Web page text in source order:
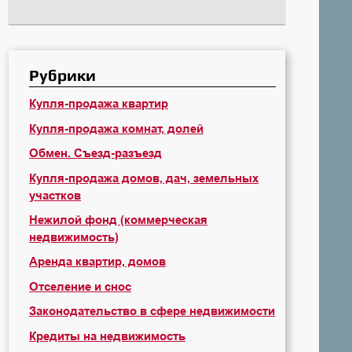
Рубрики
Купля-продажа квартир
Купля-продажа комнат, долей
Обмен. Съезд-разъезд
Купля-продажа домов, дач, земельных
участков
Нежилой фонд (коммерческая
недвижимость)
Аренда квартир, домов
Отселение и снос
Законодательство в сфере недвижимости
Кредиты на недвижимость